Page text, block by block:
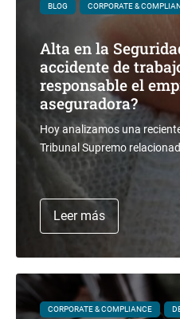
BLOG CORPORATE &
Alta en la
accidente de
responsable el
aseguradora?
Hoy analizamos una
Tribunal Supremo
Leer más
CORPORATE & COMPLIANCE